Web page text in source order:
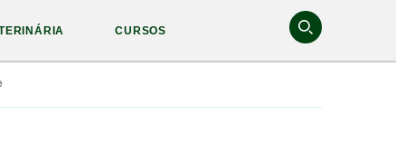
CURSOS